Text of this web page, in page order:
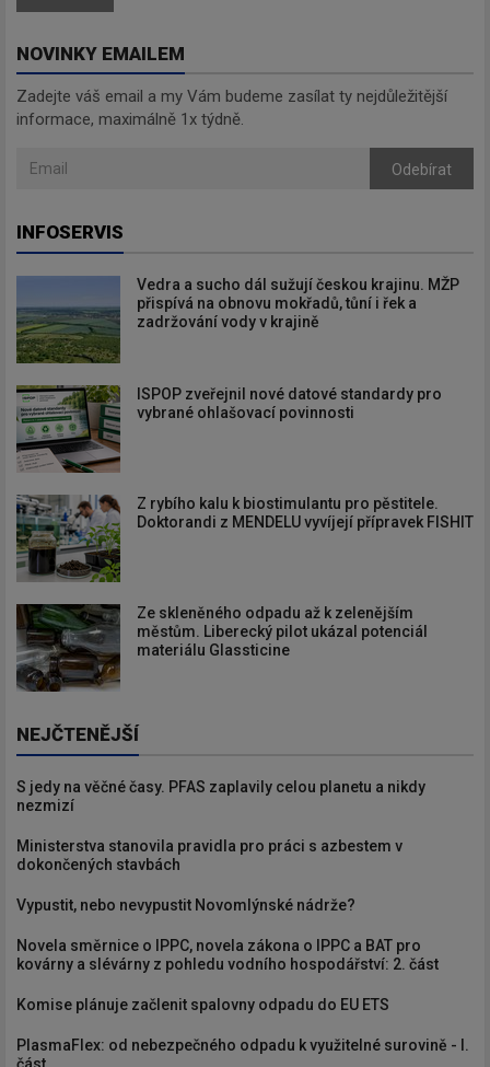
NOVINKY EMAILEM
Zadejte váš email a my Vám budeme zasílat ty nejdůležitější
informace, maximálně 1x týdně.
Odebírat
INFOSERVIS
Vedra a sucho dál sužují českou krajinu. MŽP
přispívá na obnovu mokřadů, tůní i řek a
zadržování vody v krajině
ISPOP zveřejnil nové datové standardy pro
vybrané ohlašovací povinnosti
Z rybího kalu k biostimulantu pro pěstitele.
Doktorandi z MENDELU vyvíjejí přípravek FISHIT
Ze skleněného odpadu až k zelenějším
městům. Liberecký pilot ukázal potenciál
materiálu Glassticine
NEJČTENĚJŠÍ
S jedy na věčné časy. PFAS zaplavily celou planetu a nikdy
nezmizí
Ministerstva stanovila pravidla pro práci s azbestem v
dokončených stavbách
Vypustit, nebo nevypustit Novomlýnské nádrže?
Novela směrnice o IPPC, novela zákona o IPPC a BAT pro
kovárny a slévárny z pohledu vodního hospodářství: 2. část
Komise plánuje začlenit spalovny odpadu do EU ETS
PlasmaFlex: od nebezpečného odpadu k využitelné surovině - I.
část